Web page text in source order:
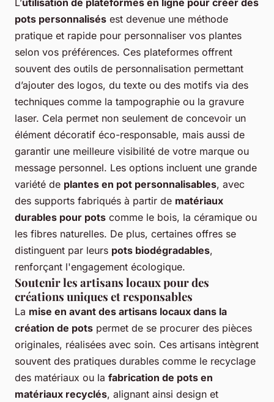
pots personnalisés est devenue une méthode
pratique et rapide pour personnaliser vos plantes
selon vos préférences. Ces plateformes offrent
souvent des outils de personnalisation permettant
d’ajouter des logos, du texte ou des motifs via des
techniques comme la tampographie ou la gravure
laser. Cela permet non seulement de concevoir un
élément décoratif éco-responsable, mais aussi de
garantir une meilleure visibilité de votre marque ou
message personnel. Les options incluent une grande
variété de plantes en pot personnalisables, avec
des supports fabriqués à partir de matériaux
durables pour pots comme le bois, la céramique ou
les fibres naturelles. De plus, certaines offres se
distinguent par leurs pots biodégradables,
renforçant l'engagement écologique.
Soutenir les artisans locaux pour des
créations uniques et responsables
La mise en avant des artisans locaux dans la
création de pots permet de se procurer des pièces
originales, réalisées avec soin. Ces artisans intègrent
souvent des pratiques durables comme le recyclage
des matériaux ou la fabrication de pots en
matériaux recyclés, alignant ainsi design et